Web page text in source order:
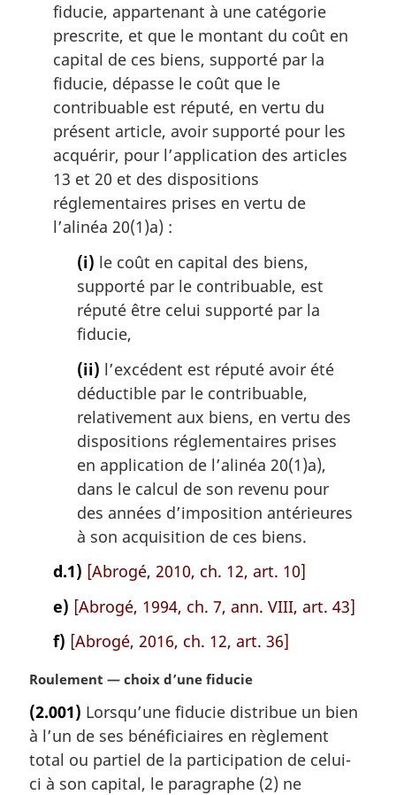
fiducie, appartenant à une catégorie
prescrite, et que le montant du coût en
capital de ces biens, supporté par la
fiducie, dépasse le coût que le
contribuable est réputé, en vertu du
présent article, avoir supporté pour les
acquérir, pour l’application des articles
13 et 20 et des dispositions
réglementaires prises en vertu de
l’alinéa 20(1)a) :
(i) le coût en capital des biens,
supporté par le contribuable, est
réputé être celui supporté par la
fiducie,
(ii) l’excédent est réputé avoir été
déductible par le contribuable,
relativement aux biens, en vertu des
dispositions réglementaires prises
en application de l’alinéa 20(1)a),
dans le calcul de son revenu pour
des années d’imposition antérieures
à son acquisition de ces biens.
d.1) [Abrogé, 2010, ch. 12, art. 10]
e) [Abrogé, 1994, ch. 7, ann. VIII, art. 43]
f) [Abrogé, 2016, ch. 12, art. 36]
N
t
e
m
a
Roulement — choix d’une fiducie
(2.001) Lorsqu’une fiducie distribue un bien
à l’un de ses bénéficiaires en règlement
total ou partiel de la participation de celui-
ci à son capital, le paragraphe (2) ne